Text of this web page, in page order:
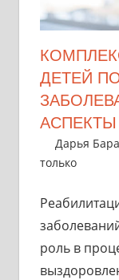
ДЕТЕЙ
5 августа
Дарья
только
роль в